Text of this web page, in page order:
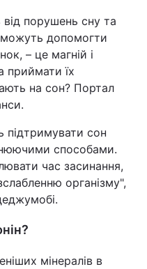
порушень сну та
можуть допомогти
– це магній і
приймати їх
на сон? Портал
підтримувати сон
способами.
час засинання,
організму",
мінералів в